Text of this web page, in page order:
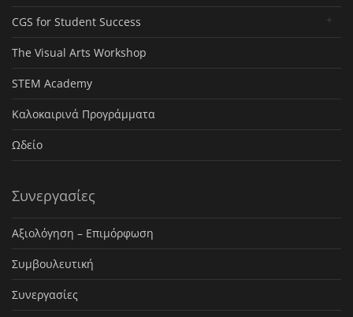
CGS for Student Success
The Visual Arts Workshop
STEM Academy
Καλοκαιρινά Προγράμματα
Ωδείο
Συνεργασίες
Αξιολόγηση – Επιμόρφωση
Συμβουλευτική
Συνεργασίες